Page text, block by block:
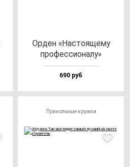
Орден «Нас­то­яще­му
про­фес­си­она­лу»
690 руб
Прикольные кружки